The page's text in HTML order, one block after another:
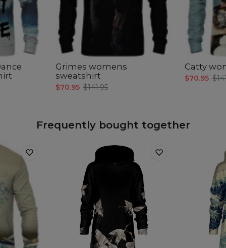
Grimes womens
sweatshirt
$70.95 $141.95
Catty
$70.95
Frequently bought together